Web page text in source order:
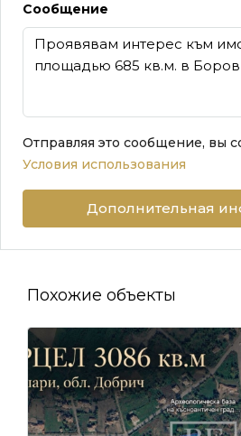
Сообщение
Отправляя это сообщение, вы
Условия использования
Дополнительная
Похожие объекты